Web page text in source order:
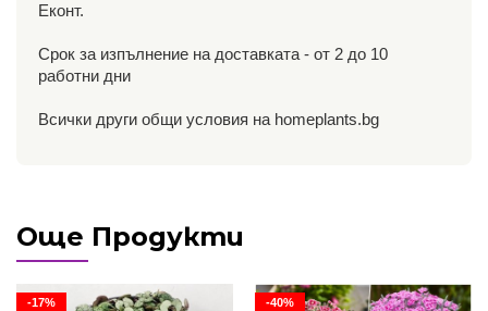
Еконт.
Срок за изпълнение на доставката - от 2 до 10
работни дни
Всички други общи условия на homeplants.bg
Още Продукти
-17% -40%